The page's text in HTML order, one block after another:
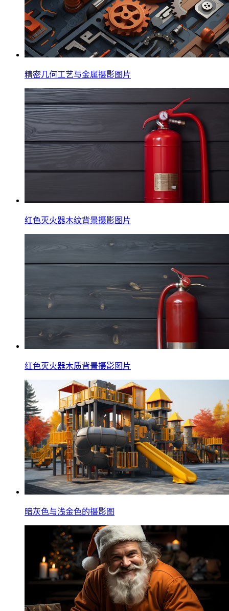
精密几何工艺与金属摄影图片
红色灭火器木纹背景摄影图片
红色灭火器木质背景摄影图片
暗灰色与浅金色的摄影图